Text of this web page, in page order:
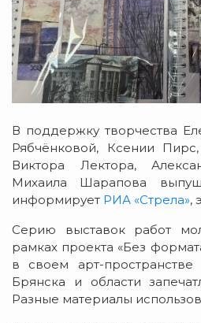
В поддержку творчества
Рябчёнковой, Ксении
Виктора Лектора,
Михаила Шарапова
информирует РИА «Стрела»,
Серию выставок работ
рамках проекта «Без
в своем арт-пространстве
Брянска и области
Разные материалы